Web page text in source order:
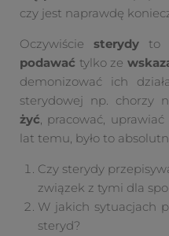
czy jest naprawdę
Oczywiście sterydyto
podawać tylko ze
demonizować ich
sterydowej np. chorzy
żyć, pracować,
lat temu, było to
Czy sterydy
związek z tymi dla
W jakich sytuacjach
steryd?